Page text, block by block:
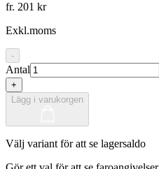
fr. 201 kr
Exkl.moms
-
Antal
+
Lägg i varukorgen
Välj variant för att se lagersaldo